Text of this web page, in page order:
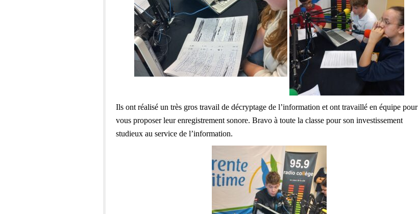
Ils ont réalisé un très gros travail de décryptage de l’information et ont travaillé en équipe pour
vous proposer leur enregistrement sonore. Bravo à toute la classe pour son investissement
studieux au service de l’information.